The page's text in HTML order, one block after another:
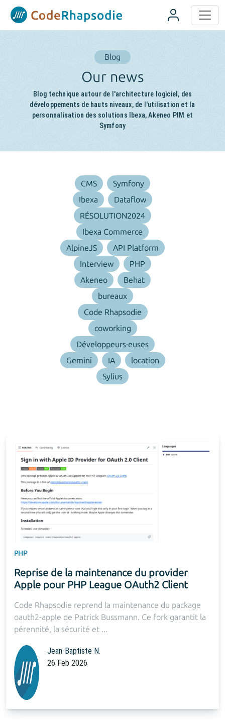
Blog
Our news
Blog technique autour de l'architecture logiciel, des
développements de hauts niveaux, de l'utilisation et la
personnalisation des solutions Ibexa, Akeneo PIM et
Symfony
CMS
Symfony
Ibexa
Dataflow
RÉSOLUTION2024
Ibexa Commerce
AlpineJS
API Platform
Interview
PHP
Akeneo
Behat
bureaux
Code Rhapsodie
coworking
Développeurs·euses
Gemini
IA
location
Sylius
PHP
Reprise de la maintenance du provider
Apple pour PHP League OAuth2 Client
Code Rhapsodie reprend la maintenance du package
oauth2-apple de Patrick Bussmann. Ce fork garantit la
pérennité, la sécurité et ...
Jean-Baptiste N.
26 Feb 2026
Panneau de gestion des cookies